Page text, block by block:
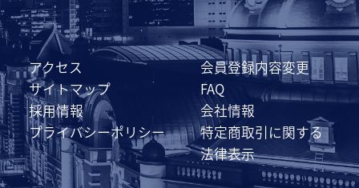
アクセス
会員登録内容変更
サイトマップ
FAQ
採用情報
会社情報
プライバシーポリシー
特定商取引に関する
法律表示